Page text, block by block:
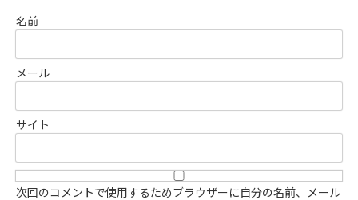
名前
メール
サイト
次回のコメントで使用するためブラウザーに自分の名前、メール